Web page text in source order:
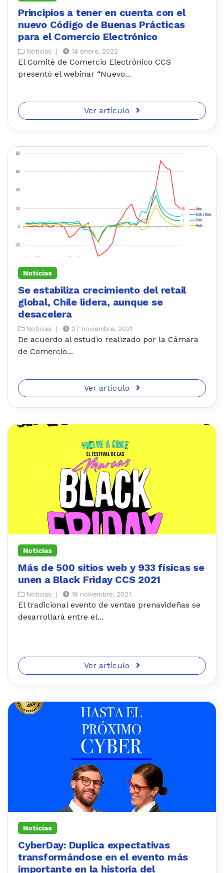
Principios a tener en cuenta con el
nuevo Código de Buenas Prácticas
para el Comercio Electrónico
Noticias 14 enero, 2022
El Comité de Comercio Electrónico CCS
presentó el webinar “Nuevo...
Ver artículo
Noticias
Se estabiliza crecimiento del retail
global, Chile lidera, aunque se
desacelera
Noticias 27 noviembre, 2021
De acuerdo al estudio realizado por la Cámara
de Comercio...
Ver artículo
Noticias
Más de 500 sitios web y 933 físicas se
unen a Black Friday CCS 2021
Noticias 18 noviembre, 2021
El tradicional evento de ventas prenavideñas se
desarrollará entre el...
Ver artículo
Noticias
CyberDay: Duplica expectativas
transformándose en el evento más
importante en la historia del